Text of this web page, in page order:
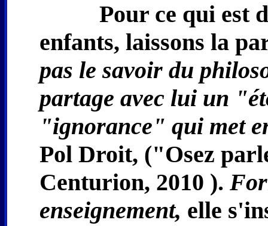
Pour ce qui est
enfants, laissons la
pas le savoir du
partage avec lui un
"ignorance" qui met
Pol Droit, ("Osez
Centurion, 2010 ).
enseignement, elle